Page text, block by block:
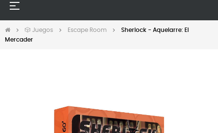
Navegación
palanca
☰
🎲 Juegos Escape Room
Sherlock - Aquelarre: El
Mercader